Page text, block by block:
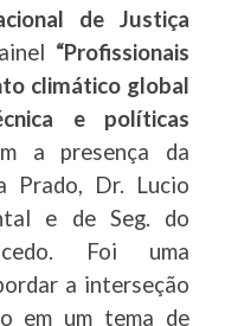
de Justiça
“Profissionais
climático global
e políticas
a presença da
Prado, Dr. Lucio
e de Seg. do
Foi uma
a interseção
em um tema de